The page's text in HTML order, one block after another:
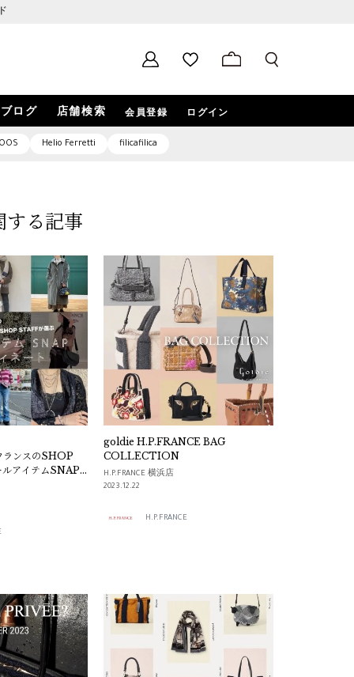
ブログ 店舗検索 会員登録 ログイン
Helio Ferretti filicafilica
る記事
ランスのSHOP
アイテムSNAP
goldie H.P.FRANCE BAG
COLLECTION
H.P.FRANCE 横浜店
2023.12.22
H.P.FRANCE